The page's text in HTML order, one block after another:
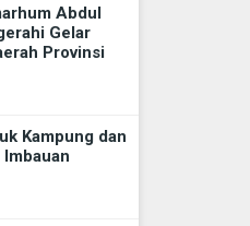
Abdul
Gelar
Provinsi
Kampung dan